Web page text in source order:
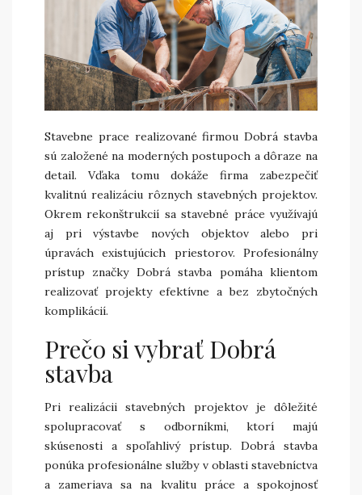
Stavebne prace realizované firmou Dobrá stavba
sú založené na moderných postupoch a dôraze na
detail. Vďaka tomu dokáže firma zabezpečiť
kvalitnú realizáciu rôznych stavebných projektov.
Okrem rekonštrukcií sa stavebné práce využívajú
aj pri výstavbe nových objektov alebo pri
úpravách existujúcich priestorov. Profesionálny
prístup značky Dobrá stavba pomáha klientom
realizovať projekty efektívne a bez zbytočných
komplikácií.
Prečo si vybrať Dobrá
stavba
Pri realizácii stavebných projektov je dôležité
spolupracovať s odborníkmi, ktorí majú
skúsenosti a spoľahlivý prístup. Dobrá stavba
ponúka profesionálne služby v oblasti stavebníctva
a zameriava sa na kvalitu práce a spokojnosť